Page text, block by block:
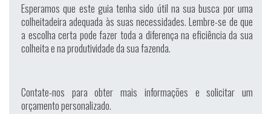
Esperamos que este guia tenha sido útil na sua busca por uma
colheitadeira adequada às suas necessidades. Lembre-se de que
a escolha certa pode fazer toda a diferença na eficiência da sua
colheita e na produtividade da sua fazenda.
Contate-nos para obter mais informações e solicitar um
orçamento personalizado.